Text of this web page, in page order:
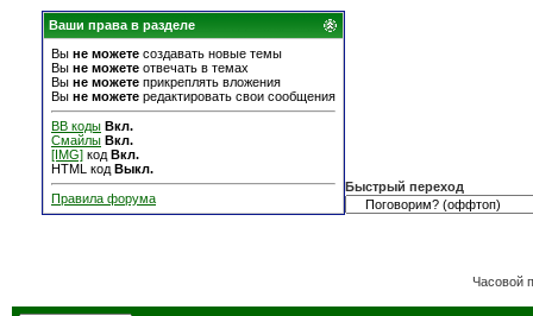
Ваши права в разделе
Вы не можете создавать новые темы
Вы не можете отвечать в темах
Вы не можете прикреплять вложения
Вы не можете редактировать свои сообщения
BB коды Вкл.
Смайлы Вкл.
[IMG] код Вкл.
HTML код Выкл.
Правила форума
Быстрый переход
Часовой